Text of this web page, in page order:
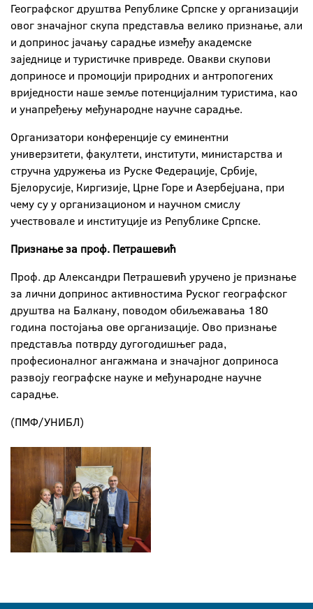
Географског друштва Републике Српске у организацији
овог значајног скупа представља велико признање, али
и допринос јачању сарадње између академске
заједнице и туристичке привреде. Овакви скупови
доприносе и промоцији природних и антропогених
вриједности наше земље потенцијалним туристима, као
и унапређењу међународне научне сарадње.
Организатори конференције су еминентни
универзитети, факултети, институти, министарства и
стручна удружења из Руске Федерације, Србије,
Бјелорусије, Киргизије, Црне Горе и Азербејџана, при
чему су у организационом и научном смислу
учествовале и институције из Републике Српске.
Признање за проф. Петрашевић
Проф. др Александри Петрашевић уручено је признање
за лични допринос активностима Руског географског
друштва на Балкану, поводом обиљежавања 180
година постојања ове организације. Ово признање
представља потврду дугогодишњег рада,
професионалног ангажмана и значајног доприноса
развоју географске науке и међународне научне
сарадње.
(ПМФ/УНИБЛ)